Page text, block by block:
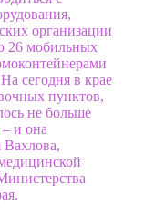
организации
26 мобильных
сегодня в крае
пунктов,
не больше
и она